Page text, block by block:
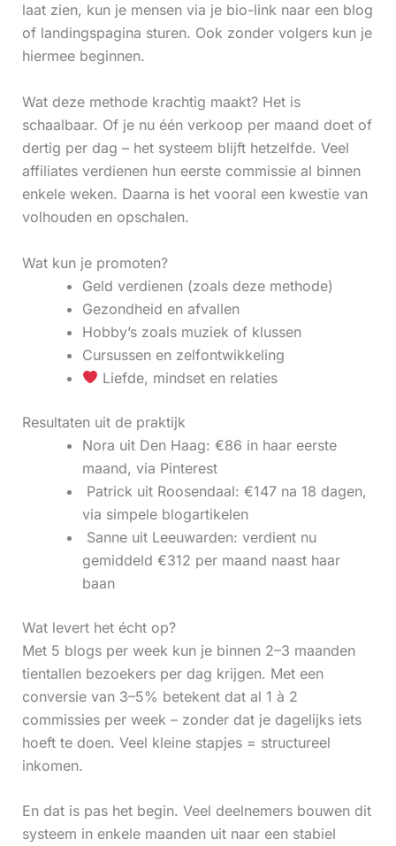
laat zien, kun je mensen via je bio-link naar een blog
of landingspagina sturen. Ook zonder volgers kun je
hiermee beginnen.
Wat deze methode krachtig maakt? Het is
schaalbaar. Of je nu één verkoop per maand doet of
dertig per dag – het systeem blijft hetzelfde. Veel
affiliates verdienen hun eerste commissie al binnen
enkele weken. Daarna is het vooral een kwestie van
volhouden en opschalen.
Wat kun je promoten?
Geld verdienen (zoals deze methode)
Gezondheid en afvallen
Hobby’s zoals muziek of klussen
Cursussen en zelfontwikkeling
Liefde, mindset en relaties
Resultaten uit de praktijk
Nora uit Den Haag: €86 in haar eerste
maand, via Pinterest
‍ Patrick uit Roosendaal: €147 na 18 dagen,
via simpele blogartikelen
‍ Sanne uit Leeuwarden: verdient nu
gemiddeld €312 per maand naast haar
baan
Wat levert het écht op?
Met 5 blogs per week kun je binnen 2–3 maanden
tientallen bezoekers per dag krijgen. Met een
conversie van 3–5% betekent dat al 1 à 2
commissies per week – zonder dat je dagelijks iets
hoeft te doen. Veel kleine stapjes = structureel
inkomen.
En dat is pas het begin. Veel deelnemers bouwen dit
systeem in enkele maanden uit naar een stabiel